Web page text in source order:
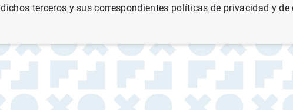
terceros y sus correspondientes políticas de privacidad y de